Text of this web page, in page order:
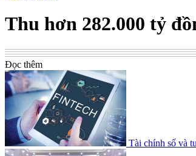
Thu hơn 282.000 tỷ
Đọc thêm
Tài chính số và